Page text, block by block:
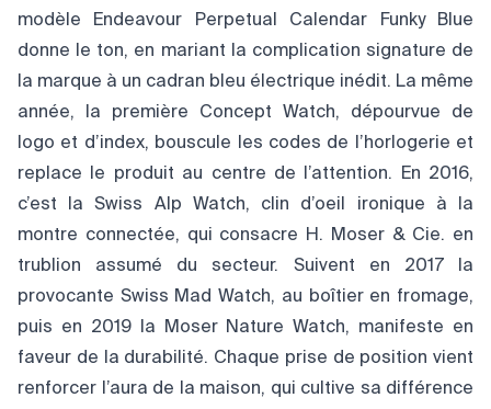
modèle Endeavour Perpetual Calendar Funky Blue
donne le ton, en mariant la complication signature de
la marque à un cadran bleu électrique inédit. La même
année, la première Concept Watch, dépourvue de
logo et d’index, bouscule les codes de l’horlogerie et
replace le produit au centre de l’attention. En 2016,
c’est la Swiss Alp Watch, clin d’oeil ironique à la
montre connectée, qui consacre H. Moser & Cie. en
trublion assumé du secteur. Suivent en 2017 la
provocante Swiss Mad Watch, au boîtier en fromage,
puis en 2019 la Moser Nature Watch, manifeste en
faveur de la durabilité. Chaque prise de position vient
renforcer l’aura de la maison, qui cultive sa différence